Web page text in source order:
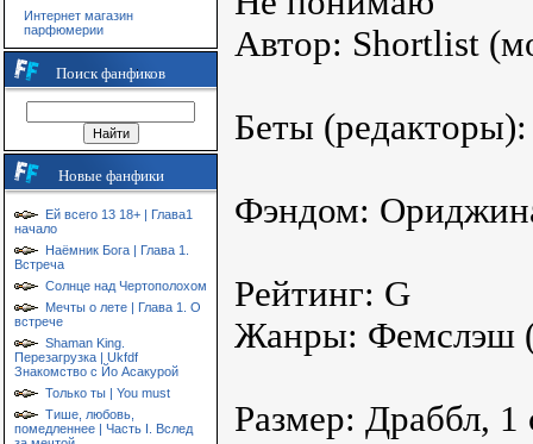
Интернет магазин
парфюмерии
Поиск фанфиков
Новые фанфики
Ей всего 13 18+ | Глава1
начало
Наёмник Бога | Глава 1.
Встреча
Солнце над Чертополохом
Мечты о лете | Глава 1. О
встрече
Shaman King.
Перезагрузка | Ukfdf
Знакомство с Йо Асакурой
Только ты | You must
Тише, любовь,
помедленнее | Часть I. Вслед
Автор: Shortlist
Беты
Фэндом:
Рейтинг: G
Жанры: Фемслэш
Размер: Драббл, 1